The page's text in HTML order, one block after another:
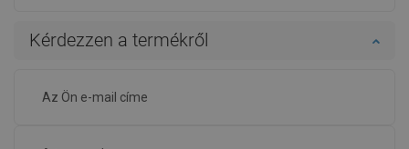
Kérdezzen a termékről